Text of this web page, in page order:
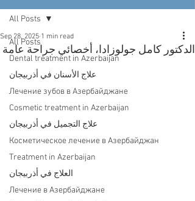
All Posts
Dental treatment in Azerbaijan
علاج الأسنان في أذربيجان
Лечение зубов в Азербайджане
Cosmetic treatment in Azerbaijan
علاج التجميل في أذربيجان
Косметическое лечение в Азербайджан
Treatment in Azerbaijan
العلاج في أذربيجان
Лечение в Азербайджане
All Posts
الدكتور كامل جولوزادا، أخصائي جراحة عامة
Sep 28, 2025 1 min read